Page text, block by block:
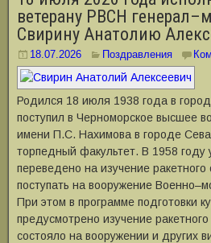
ветерану РВСН
Свирину Анатолию
18.07.2026 Поздравления
Родился 18 июля 1938 года в
поступил в Черноморское высшее
имени П.С. Нахимова в городе
торпедный факультет. В 1958
переведено на изучение
поступать на вооружение
При этом в программе подготовки
предусмотрено изучение
состояло на вооружении и других